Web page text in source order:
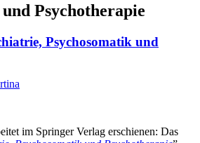
Psychotherapie
Psychosomatik und
im Springer Verlag erschienen: Das